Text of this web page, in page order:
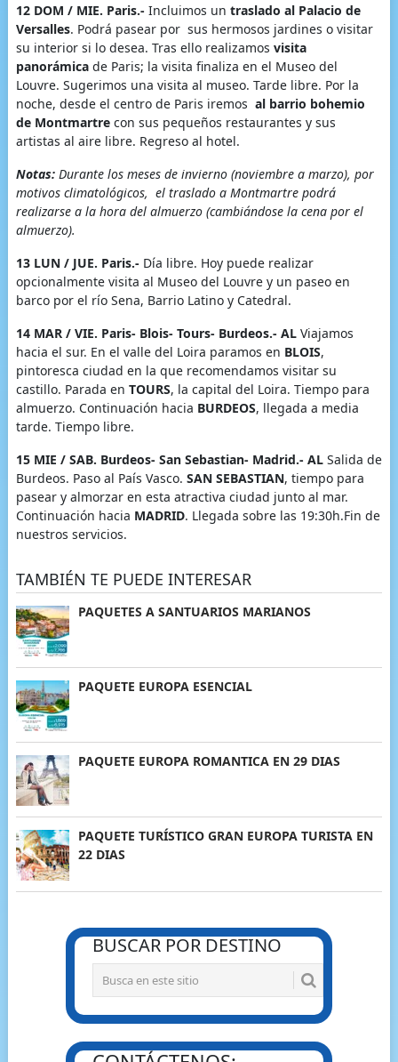
12 DOM / MIE. Paris.- Incluimos un traslado al Palacio de
Versalles. Podrá pasear por sus hermosos jardines o visitar
su interior si lo desea. Tras ello realizamos visita
panorámicade Paris; la visita finaliza en el Museo del
Louvre. Sugerimos una visita al museo. Tarde libre. Por la
noche, desde el centro de Paris iremos al barrio bohemio
de Montmartrecon sus pequeños restaurantes y sus
artistas al aire libre. Regreso al hotel.
Notas:Durante los meses de invierno (noviembre a marzo), por
motivos climatológicos, el traslado a Montmartre podrá
realizarse a la hora del almuerzo (cambiándose la cena por el
almuerzo).
13 LUN / JUE. Paris.- Día libre. Hoy puede realizar
opcionalmente visita al Museo del Louvre y un paseo en
barco por el río Sena, Barrio Latino y Catedral.
14 MAR / VIE. Paris- Blois- Tours- Burdeos.- ALViajamos
hacia el sur. En el valle del Loira paramos en BLOIS,
pintoresca ciudad en la que recomendamos visitar su
castillo. Parada en TOURS, la capital del Loira. Tiempo para
almuerzo. Continuación hacia BURDEOS, llegada a media
tarde. Tiempo libre.
15 MIE / SAB. Burdeos- San Sebastian- Madrid.- ALSalida de
Burdeos. Paso al País Vasco. SAN SEBASTIAN, tiempo para
pasear y almorzar en esta atractiva ciudad junto al mar.
Continuación hacia MADRID. Llegada sobre las 19:30h.Fin de
nuestros servicios.
TAMBIÉN TE PUEDE INTERESAR
PAQUETES A SANTUARIOS MARIANOS
PAQUETE EUROPA ESENCIAL
PAQUETE EUROPA ROMANTICA EN 29 DIAS
PAQUETE TURÍSTICO GRAN EUROPA TURISTA EN
22 DIAS
BUSCAR POR DESTINO